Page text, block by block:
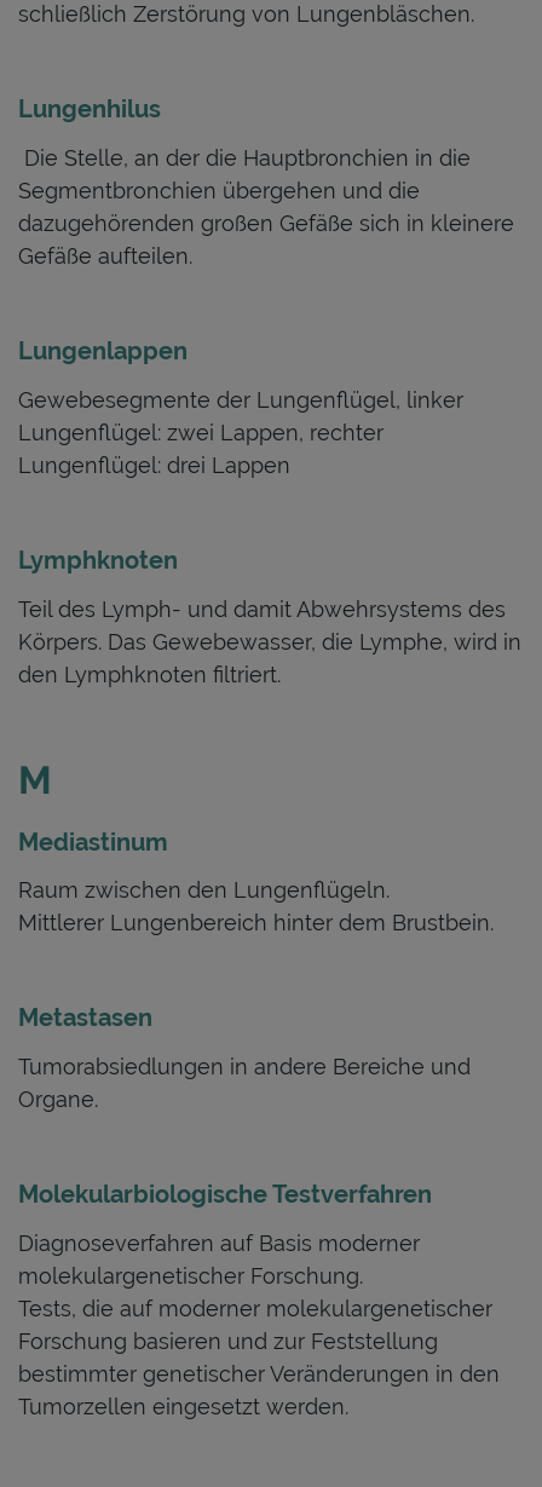
schließlich Zerstörung von Lungenbläschen.
Lungenhilus
Die Stelle, an der die Hauptbronchien in die
Segmentbronchien übergehen und die
dazugehörenden großen Gefäße sich in kleinere
Gefäße aufteilen.
Lungenlappen
Gewebesegmente der Lungenflügel, linker
Lungenflügel: zwei Lappen, rechter
Lungenflügel: drei Lappen
Lymphknoten
Teil des Lymph- und damit Abwehrsystems des
Körpers. Das Gewebewasser, die Lymphe, wird in
den Lymphknoten filtriert.
M
Mediastinum
Raum zwischen den Lungenflügeln.
Mittlerer Lungenbereich hinter dem Brustbein.
Metastasen
Tumorabsiedlungen in andere Bereiche und
Organe.
Molekularbiologische Testverfahren
Diagnoseverfahren auf Basis moderner
molekulargenetischer Forschung.
Tests, die auf moderner molekulargenetischer
Forschung basieren und zur Feststellung
bestimmter genetischer Veränderungen in den
Tumorzellen eingesetzt werden.